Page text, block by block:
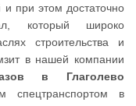
при этом достаточно
который широко
строительства и
в нашей компании
в Глаголево
спецтранспортом в